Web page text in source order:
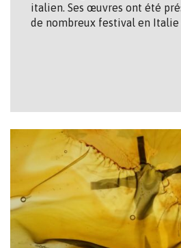
italien. Ses œuvres ont été
de nombreux festival en Italie